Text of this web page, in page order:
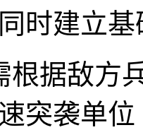
时建立基
根据敌方
突袭单位